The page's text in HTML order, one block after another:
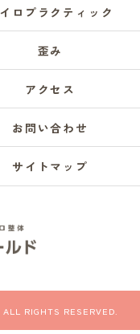
ロプラクティック
歪み
アクセス
お問い合わせ
サイトマップ
RIGHTS RESERVED.